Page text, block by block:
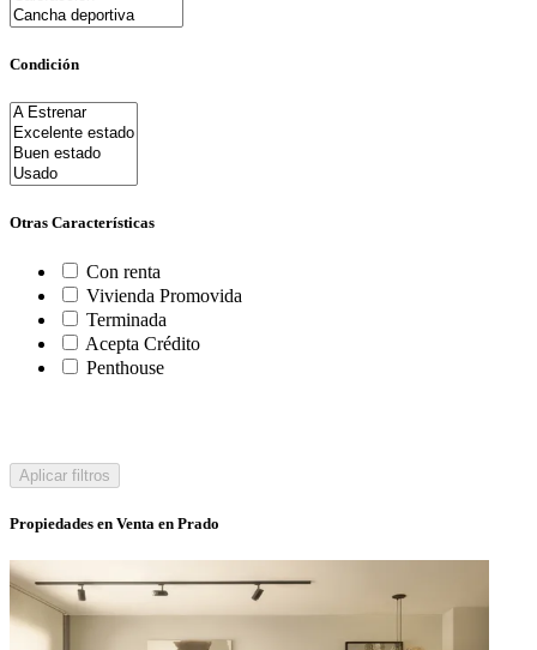
Condición
Otras Características
Con renta
Vivienda Promovida
Terminada
Acepta Crédito
Penthouse
Aplicar filtros
Propiedades en Venta en Prado